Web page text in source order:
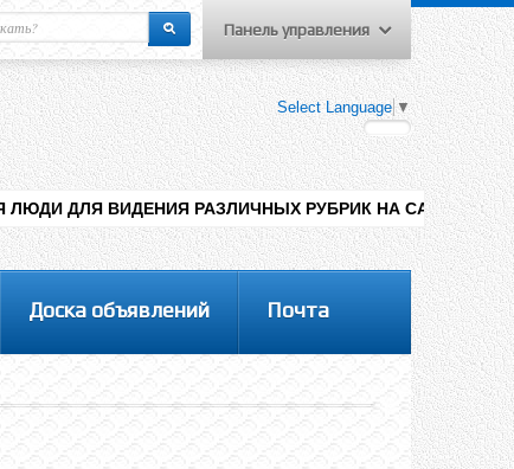
пользователя
на сайт
Панель управления
Select Language ▼
РАЗЛИЧНЫХ РУБРИК НА САЙТЕ , ДОБАВЛЕНИЯ
Доска объявлений Почта